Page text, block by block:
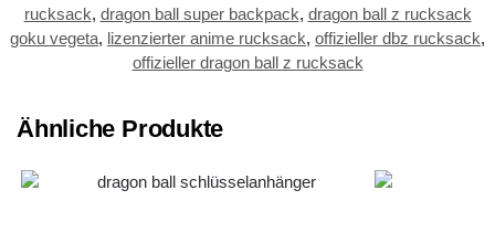
rucksack, dragon ball super backpack, dragon ball z rucksack
goku vegeta, lizenzierter anime rucksack, offizieller dbz rucksack,
offizieller dragon ball z rucksack
Ähnliche Produkte